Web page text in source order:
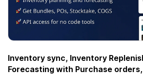
Inventory sync, Inventory
Forecasting with Purchase